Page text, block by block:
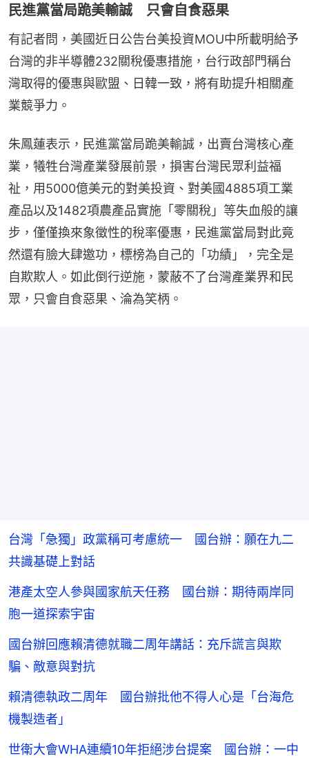
民進黨當局跪美輸誠 只會自食惡果
有記者問，美國近日公告台美投資MOU中所載明給予
台灣的非半導體232關稅優惠措施，台行政部門稱台
灣取得的優惠與歐盟、日韓一致，將有助提升相關產
業競爭力。
朱鳳蓮表示，民進黨當局跪美輸誠，出賣台灣核心產
業，犧牲台灣產業發展前景，損害台灣民眾利益福
祉，用5000億美元的對美投資、對美國4885項工業
產品以及1482項農產品實施「零關稅」等失血般的讓
步，僅僅換來象徵性的稅率優惠，民進黨當局對此竟
然還有臉大肆邀功，標榜為自己的「功績」，完全是
自欺欺人。如此倒行逆施，蒙蔽不了台灣產業界和民
眾，只會自食惡果、淪為笑柄。
台灣「急獨」政黨稱可考慮統一 國台辦：願在九二
共識基礎上對話
港產太空人參與國家航天任務 國台辦：期待兩岸同
胞一道探索宇宙
國台辦回應賴清德就職二周年講話：充斥謊言與欺
騙、敵意與對抗
賴清德執政二周年 國台辦批他不得人心是「台海危
機製造者」
世衛大會WHA連續10年拒絕涉台提案 國台辦：一中